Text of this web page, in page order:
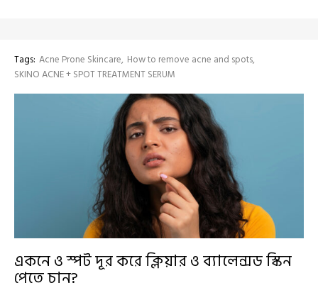
Tags: Acne Prone Skincare How to remove acne and spots
SKINO ACNE + SPOT TREATMENT SERUM
একনে ও স্পট দূর করে ক্লিয়ার ও ব্যালেন্সড স্কিন
পেতে চান?